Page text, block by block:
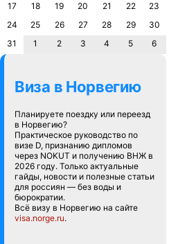
17
18 19 20 21 22
23
24
25 26 27 28 29
30
31
1 2 3 4 5 6
Виза в Норвегию
Планируете поездку или переезд
в Норвегию?
Практическое руководство по
визе D, признанию дипломов
через NOKUT и получению ВНЖ в
2026 году. Только актуальные
гайды, новости и полезные статьи
для россиян — без воды и
бюрократии.
Всё визу в Норвегию на сайте
visa.norge.ru.